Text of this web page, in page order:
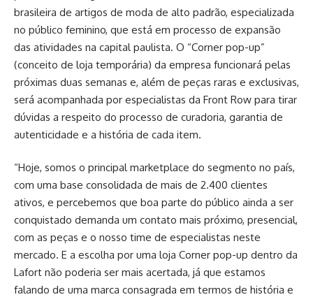
brasileira de artigos de moda de alto padrão, especializada
no público feminino, que está em processo de expansão
das atividades na capital paulista. O “Corner pop-up”
(conceito de loja temporária) da empresa funcionará pelas
próximas duas semanas e, além de peças raras e exclusivas,
será acompanhada por especialistas da Front Row para tirar
dúvidas a respeito do processo de curadoria, garantia de
autenticidade e a história de cada item.
“Hoje, somos o principal marketplace do segmento no país,
com uma base consolidada de mais de 2.400 clientes
ativos, e percebemos que boa parte do público ainda a ser
conquistado demanda um contato mais próximo, presencial,
com as peças e o nosso time de especialistas neste
mercado. E a escolha por uma loja Corner pop-up dentro da
Lafort não poderia ser mais acertada, já que estamos
falando de uma marca consagrada em termos de história e